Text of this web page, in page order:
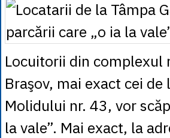
Locuitorii din complexul
Braşov, mai exact cei
Molidului nr. 43, vor
la vale”. Mai exact, la